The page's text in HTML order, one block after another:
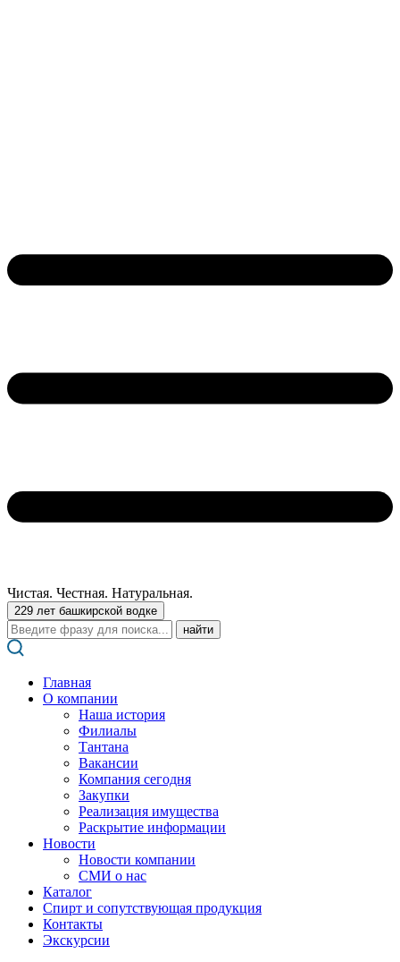
Чистая. Честная. Натуральная.
229 лет башкирской водке
Поиск:
Главная
О компании
Наша история
Филиалы
Тантана
Вакансии
Компания сегодня
Закупки
Реализация имущества
Раскрытие информации
Новости
Новости компании
СМИ о нас
Каталог
Спирт и сопутствующая продукция
Контакты
Экскурсии